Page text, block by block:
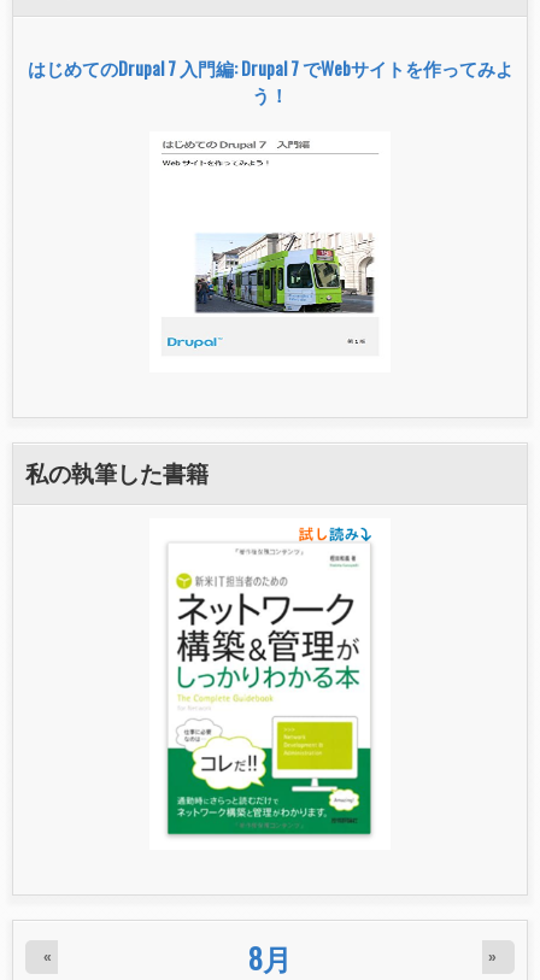
はじめてのDrupal 7 入門編: Drupal 7 でWebサイトを作ってみよ
う！
私の執筆した書籍
8月
« »